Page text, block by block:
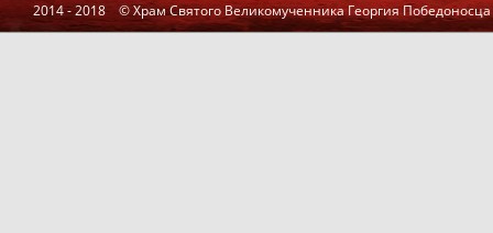
2014 - 2018 © Храм Святого Великомученника Георгия Победоносца